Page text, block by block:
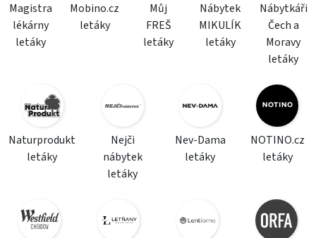
Magistra
lékárny
letáky
Mobino.cz
letáky
Můj
FREŠ
letáky
Nábytek
MIKULÍK
letáky
Nábytkáři
Čech a
Moravy
letáky
Naturprodukt
letáky
Nejči
nábytek
letáky
Nev-Dama
letáky
NOTINO.cz
letáky